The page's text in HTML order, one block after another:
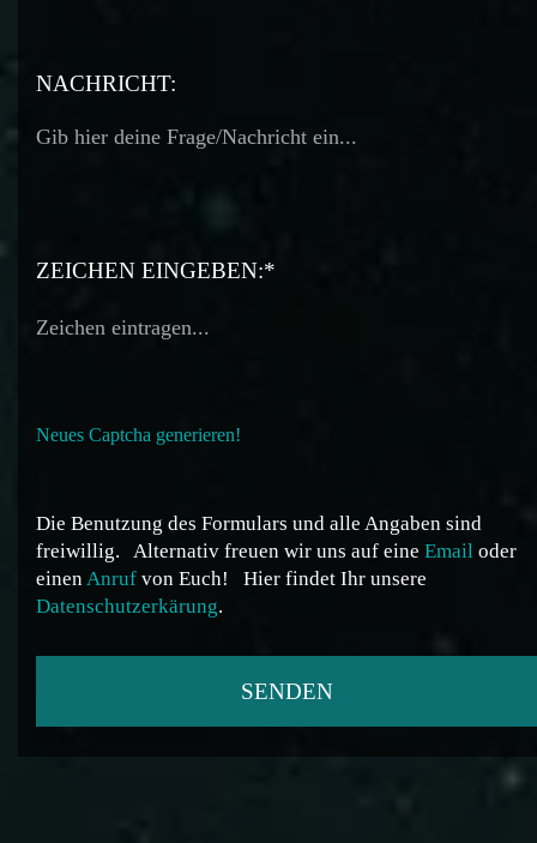
TELEFON:
NACHRICHT:
ZEICHEN EINGEBEN:*
Neues Captcha generieren!
Die Benutzung des Formulars und alle Angaben sind
freiwillig.
Alternativ freuen wir uns auf eine Email oder
einenAnruf von Euch!
Hier findet Ihr unsere
Datenschutzerkärung.